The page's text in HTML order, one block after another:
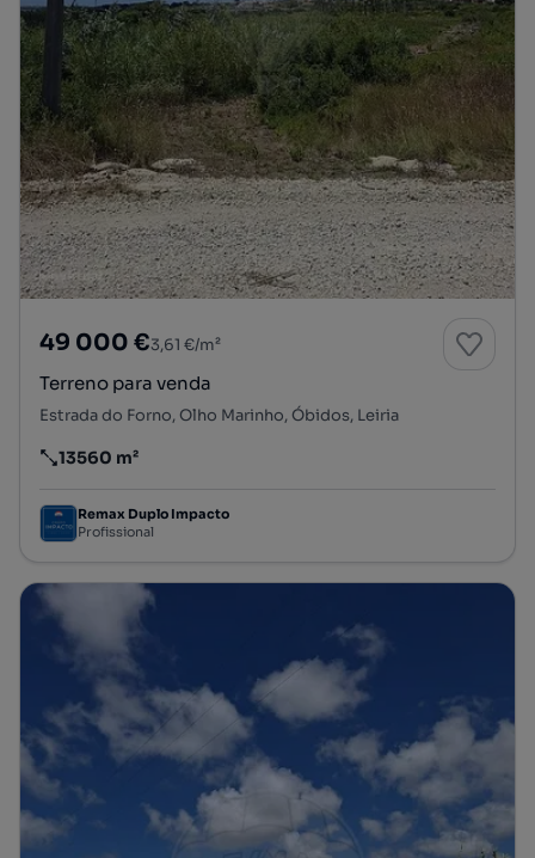
49 000 €3,61 €/m²
Terreno para venda
Estrada do Forno, Olho Marinho, Óbidos, Leiria
Preço por metro quadrado
13560 m²
Remax Duplo Impacto
Profissional